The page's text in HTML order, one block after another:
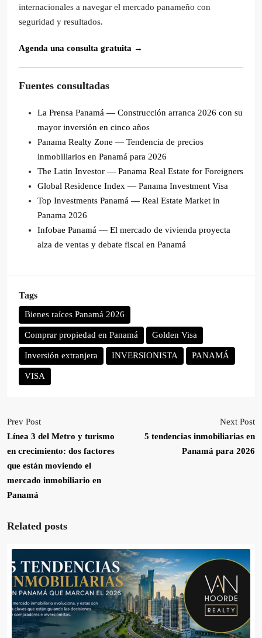
internacionales a navegar el mercado panameño con
seguridad y resultados.
Agenda una consulta gratuita →
Fuentes consultadas
La Prensa Panamá — Construcción arranca 2026 con su
mayor inversión en cinco años
Panama Realty Zone — Tendencia de precios
inmobiliarios en Panamá para 2026
The Latin Investor — Panama Real Estate for Foreigners
Global Residence Index — Panama Investment Visa
Top Investments Panamá — Real Estate Market in
Panama 2026
Infobae Panamá — El mercado de vivienda proyecta
alza de ventas y debate fiscal en Panamá
Tags
Bienes raíces Panamá 2026
Comprar propiedad en Panamá Golden Visa
Inversión extranjera INVERSIONISTA PANAMÁ
VISA
Prev Post
Línea 3 del Metro y turismo
en crecimiento: dos factores
que están moviendo el
mercado inmobiliario en
Panamá
Next Post
5 tendencias inmobiliarias en
Panamá para 2026
Related posts